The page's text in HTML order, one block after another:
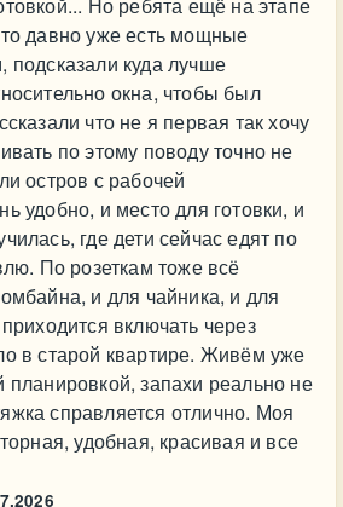
давно уже есть мощные
подсказали куда лучше
окна, чтобы был
что не я первая так хочу
по этому поводу точно не
остров с рабочей
удобно, и место для готовки, и
где дети сейчас едят по
По розеткам тоже всё
и для чайника, и для
включать через
в старой квартире. Живём уже
планировкой, запахи реально не
справляется отлично. Моя
удобная, красивая и все